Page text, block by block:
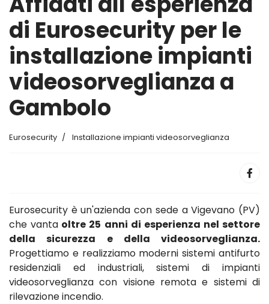
di Eurosecurity per le
installazione impianti
videosorveglianza a
Gambolo
Eurosecurity Installazione impianti videosorveglianza
Eurosecurity è un'azienda con sede a Vigevano (PV)
che vanta oltre 25 anni di esperienza nel settore
della sicurezza e della videosorveglianza.
Progettiamo e realizziamo moderni sistemi antifurto
residenziali ed industriali, sistemi di impianti
videosorveglianza con visione remota e sistemi di
rilevazione incendio.